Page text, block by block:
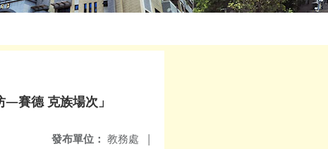
—賽德 克族場次」
發布單位： 教務處 |